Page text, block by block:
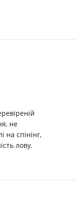
не
на спінінг,
лову.